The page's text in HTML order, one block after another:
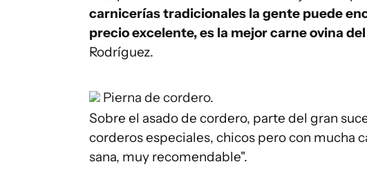
carnicerías tradicionales la gente puede
precio excelente, es la mejor carne ovina
Rodríguez.
Pierna de cordero.
Sobre el asado de cordero, parte del gran
corderos especiales, chicos pero con mucha
sana, muy recomendable".